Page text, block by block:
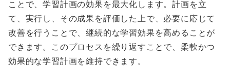
ことで、学習計画の効果を最大化します。計画を立
て、実行し、その成果を評価した上で、必要に応じて
改善を行うことで、継続的な学習効果を高めることが
できます。このプロセスを繰り返すことで、柔軟かつ
効果的な学習計画を維持できます。